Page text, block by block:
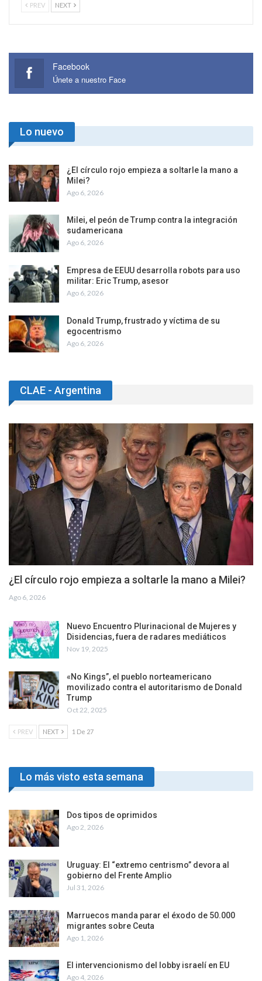
PREV NEXT
Facebook
Únete a nuestro Face
Lo nuevo
¿El círculo rojo empieza a soltarle la mano a
Milei?
Ago 6, 2026
Milei, el peón de Trump contra la integración
sudamericana
Ago 6, 2026
Empresa de EEUU desarrolla robots para uso
militar: Eric Trump, asesor
Ago 6, 2026
Donald Trump, frustrado y víctima de su
egocentrismo
Ago 6, 2026
CLAE - Argentina
¿El círculo rojo empieza a soltarle la mano a Milei?
Ago 6, 2026
Nuevo Encuentro Plurinacional de Mujeres y
Disidencias, fuera de radares mediáticos
Nov 19, 2025
«No Kings”, el pueblo norteamericano
movilizado contra el autoritarismo de Donald
Trump
Oct 22, 2025
PREV NEXT 1 De 27
Lo más visto esta semana
Dos tipos de oprimidos
Ago 2, 2026
Uruguay: El “extremo centrismo” devora al
gobierno del Frente Amplio
Jul 31, 2026
Marruecos manda parar el éxodo de 50.000
migrantes sobre Ceuta
Ago 1, 2026
El intervencionismo del lobby israelí en EU
Ago 4, 2026